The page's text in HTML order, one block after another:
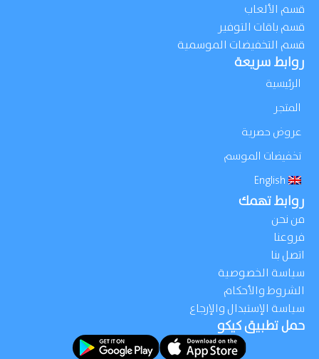
قسم الألعاب
قسم باقات التوفير
قسم التخفيضات الموسمية
روابط سريعة
الرئيسية
المتجر
عروض حصرية
تخفيضات الموسم
English
روابط تهمك
من نحن
فروعنا
اتصل بنا
سياسة الخصوصية
الشروط والأحكام
سياسة الإستبدال والإرجاع
حمل تطبيق كيكو